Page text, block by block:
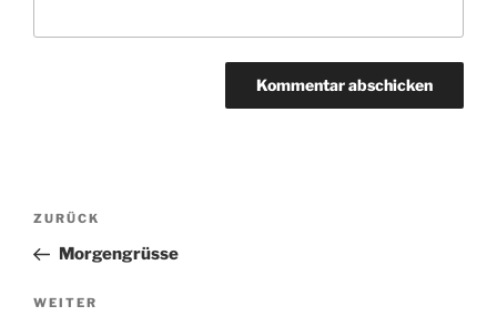
Beitragsnavigation
Vorheriger
Beitrag
ZURÜCK
Morgengrüsse
Nächster
WEITER